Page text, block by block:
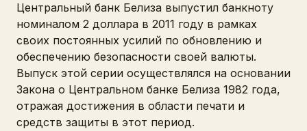
Центральный банк Белиза выпустил банкноту
номиналом 2 доллара в 2011 году в рамках
своих постоянных усилий по обновлению и
обеспечению безопасности своей валюты.
Выпуск этой серии осуществлялся на основании
Закона о Центральном банке Белиза 1982 года,
отражая достижения в области печати и
средств защиты в этот период.